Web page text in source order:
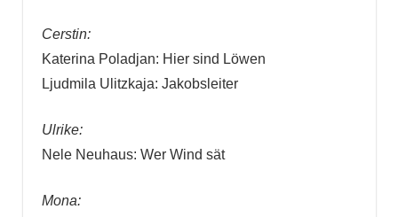
Cerstin:
Katerina Poladjan: Hier sind Löwen
Ljudmila Ulitzkaja: Jakobsleiter
Ulrike:
Nele Neuhaus: Wer Wind sät
Mona: